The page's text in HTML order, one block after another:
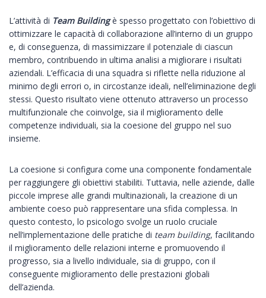
L’attività di Team Buildingè spesso progettato con l’obiettivo di
ottimizzare le capacità di collaborazione all’interno di un gruppo
e, di conseguenza, di massimizzare il potenziale di ciascun
membro, contribuendo in ultima analisi a migliorare i risultati
aziendali. L’efficacia di una squadra si riflette nella riduzione al
minimo degli errori o, in circostanze ideali, nell’eliminazione degli
stessi. Questo risultato viene ottenuto attraverso un processo
multifunzionale che coinvolge, sia il miglioramento delle
competenze individuali, sia la coesione del gruppo nel suo
insieme.
La coesione si configura come una componente fondamentale
per raggiungere gli obiettivi stabiliti. Tuttavia, nelle aziende, dalle
piccole imprese alle grandi multinazionali, la creazione di un
ambiente coeso può rappresentare una sfida complessa. In
questo contesto, lo psicologo svolge un ruolo cruciale
nell’implementazione delle pratiche di team building, facilitando
il miglioramento delle relazioni interne e promuovendo il
progresso, sia a livello individuale, sia di gruppo, con il
conseguente miglioramento delle prestazioni globali
dell’azienda.